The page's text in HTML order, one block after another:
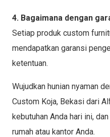
4. Bagaimana dengan
Setiap produk custom
mendapatkan garansi
ketentuan.
Wujudkan hunian nyaman
Custom Koja, Bekasi dari
kebutuhan Anda hari ini,
rumah atau kantor Anda.